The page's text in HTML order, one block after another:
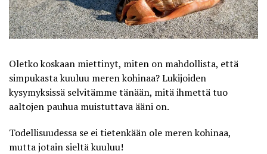
Oletko koskaan miettinyt, miten on mahdollista, että
simpukasta kuuluu meren kohinaa? Lukijoiden
kysymyksissä selvitämme tänään, mitä ihmettä tuo
aaltojen pauhua muistuttava ääni on.
Todellisuudessa se ei tietenkään ole meren kohinaa,
mutta jotain sieltä kuuluu!